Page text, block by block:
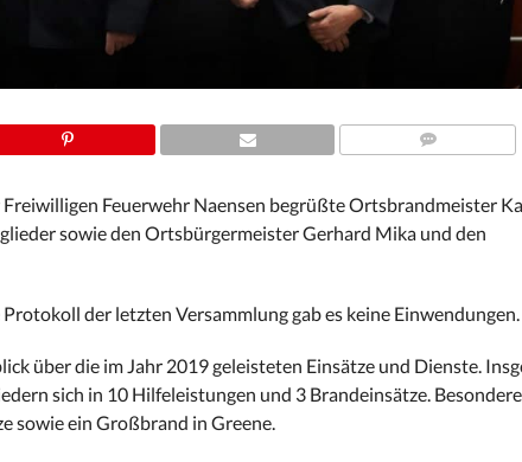
Feuerwehr Naensen begrüßte Ortsbrandmeister
sowie den Ortsbürgermeister Gerhard Mika und den
der letzten Versammlung gab es keine Einwendungen.
über die im Jahr 2019 geleisteten Einsätze und Dienste.
sich in 10 Hilfeleistungen und 3 Brandeinsätze.
sowie ein Großbrand in Greene.